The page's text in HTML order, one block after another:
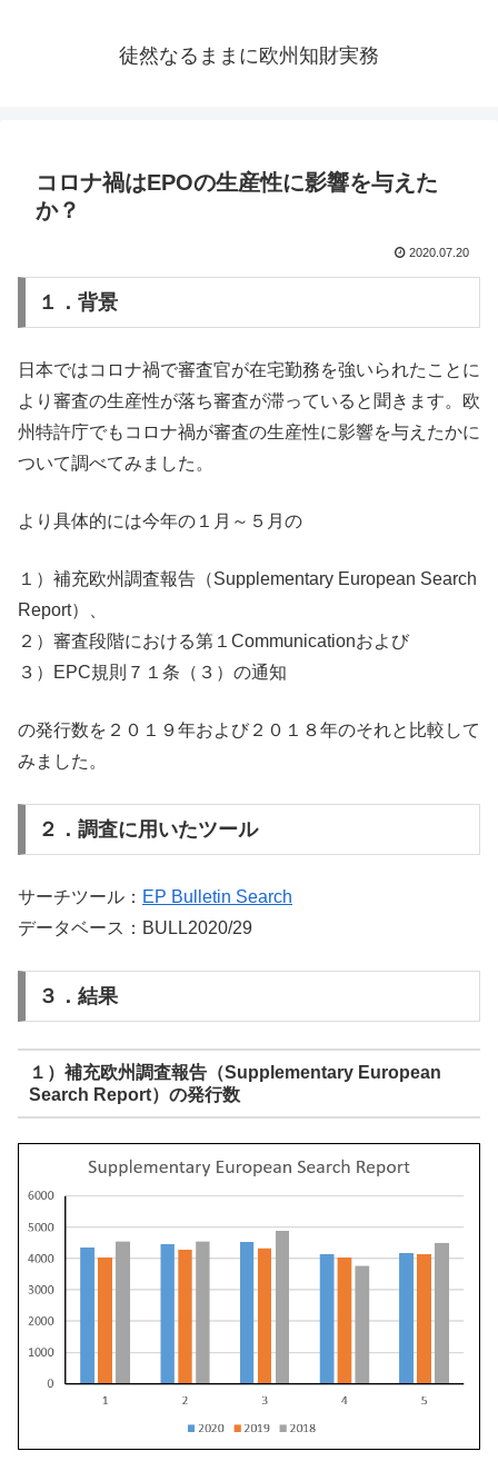
徒然なるままに欧州知財実務
コロナ禍はEPOの生産性に影響を与えた
か？
2020.07.20
１．背景
日本ではコロナ禍で審査官が在宅勤務を強いられたことに
より審査の生産性が落ち審査が滞っていると聞きます。欧
州特許庁でもコロナ禍が審査の生産性に影響を与えたかに
ついて調べてみました。
より具体的には今年の１月～５月の
１）補充欧州調査報告（Supplementary European Search
Report）、
２）審査段階における第１Communicationおよび
３）EPC規則７１条（３）の通知
の発行数を２０１９年および２０１８年のそれと比較して
みました。
２．調査に用いたツール
サーチツール： EP Bulletin Search
データベース：BULL2020/29
３．結果
１）補充欧州調査報告（Supplementary European
Search Report）の発行数